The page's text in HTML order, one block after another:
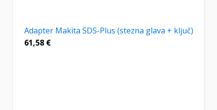
Adapter Makita SDS-Plus (stezna glava + ključ)
61,58 €